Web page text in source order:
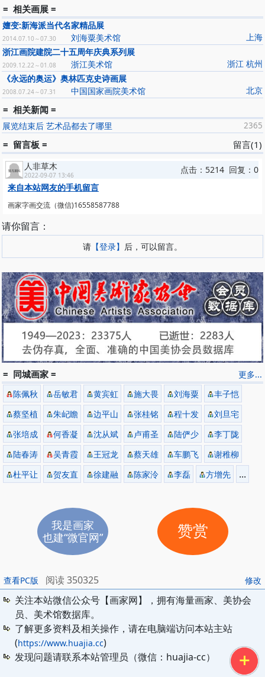
1995年 与吴建贤赴东京举办书画联展。受聘为上海中国画院兼
职画师。
1996年 调入上海中国画院任画师。
1998年 应邀赴加拿大旅行写生。《上海中国画院画家作品丛书
——车鹏飞》出版。
= 相关画展 =
嬗变:新海派当代名家精品展
上海
2014.07.10～07.30
刘海粟美术馆
浙江画院建院二十五周年庆典系列展
浙江 杭州
2009.12.22～01.08
浙江美术馆
《永远的奥运》奥林匹克史诗画展
北京
2008.07.24～07.31 中国国家画院美术馆
= 相关新闻 =
2365
展览结束后 艺术品都去了哪里
留言(1)
= 留言板 =
人非草木
2022-09-07 13:46
点击：5214 回复：0
来自本站网友的手机留言
画家字画交流（微信)16558587788
请你留言：
请 【登录】 后，可以留言。
更多...
= 同城画家 =
陈佩秋 岳敏君 黄宾虹 施大畏 刘海粟
丰子恺
蔡坚植
朱屺瞻 边平山 张桂铭 程十发
刘旦宅
张培成
何香凝 沈从斌 卢甫圣 陆俨少
李丁陇
陆春涛
吴青霞 王冠龙 蔡天雄 车鹏飞
谢稚柳
杜平让
贺友直 徐建融 陈家泠 李磊 方增先 ...
我是画家
也建“微官网”
赞赏
修改
查看PC版
阅读 350325
关注本站微信公众号【画家网】，拥有海量画家、美协会
员、美术馆数据库。
了解更多资料及相关操作，请在电脑端访问本站主站
(https://www.huajia.cc)
发现问题请联系本站管理员（微信：huajia-cc）